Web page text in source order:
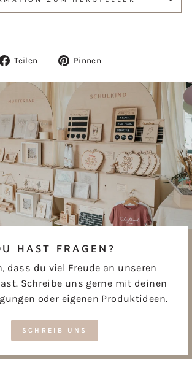
Teilen
Auf
Pinnen
HAST FRAGEN?
dass du viel Freude an unseren
Schreibe uns gerne mit deinen
oder eigenen Produktideen.
SCHREIB UNS